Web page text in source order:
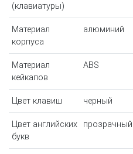
(клавиатуры)
Материал
корпуса
алюминий
Материал
кейкапов
ABS
Цвет клавиш черный
Цвет английских
букв
прозрачный